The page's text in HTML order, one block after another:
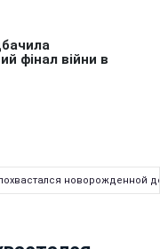
новорожденной